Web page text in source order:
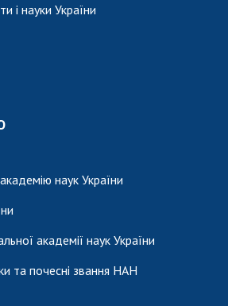
і науки України
наук України
академії наук України
та почесні звання НАН